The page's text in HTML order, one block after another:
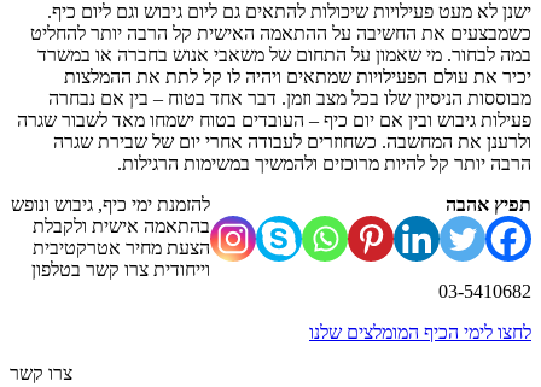
ישנן לא מעט פעילויות שיכולות להתאים גם ליום גיבוש וגם ליום כיף.
כשמבצעים את החשיבה על ההתאמה האישית קל הרבה יותר להחליט
במה לבחור. מי שאמון על התחום של משאבי אנוש בחברה או במשרד
יכיר את עולם הפעילויות שמתאים ויהיה לו קל לתת את ההמלצות
מבוססות הניסיון שלו בכל מצב וזמן. דבר אחד בטוח – בין אם נבחרה
פעילות גיבוש ובין אם יום כיף – העובדים בטוח ישמחו מאד לשבור שגרה
ולרענן את המחשבה. כשחוזרים לעבודה אחרי יום של שבירת שגרה
הרבה יותר קל להיות מרוכזים ולהמשיך במשימות הרגילות.
תפיץ אהבה
להזמנת ימי כיף, גיבוש ונופש
בהתאמה אישית ולקבלת
הצעת מחיר אטרקטיבית
וייחודית צרו קשר בטלפון
03-5410682
לחצו לימי הכיף המומלצים שלנו
צרו קשר